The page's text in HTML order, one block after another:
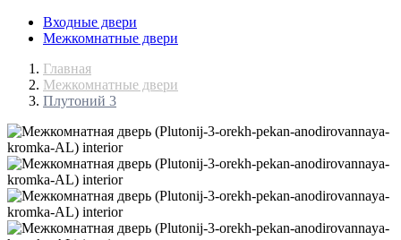
Входные двери
Межкомнатные двери
Главная
Межкомнатные двери
Плутоний 3